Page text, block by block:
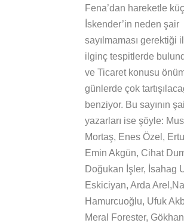
Fena’dan hareketle
İskender’in neden şair
sayılmaması gerektiği
ilginç tespitlerde
ve Ticaret konusu
günlerde çok
benziyor. Bu sayının
yazarları ise şöyle:
Mortaş, Enes Özel,
Emin Akgün, Cihat
Doğukan İşler, İsahag
Eskiciyan, Arda
Hamurcuoğlu, Ufuk
Meral Forester,